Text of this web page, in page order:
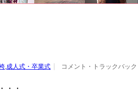
,成人式・卒業式 コメント・トラックバック
・・